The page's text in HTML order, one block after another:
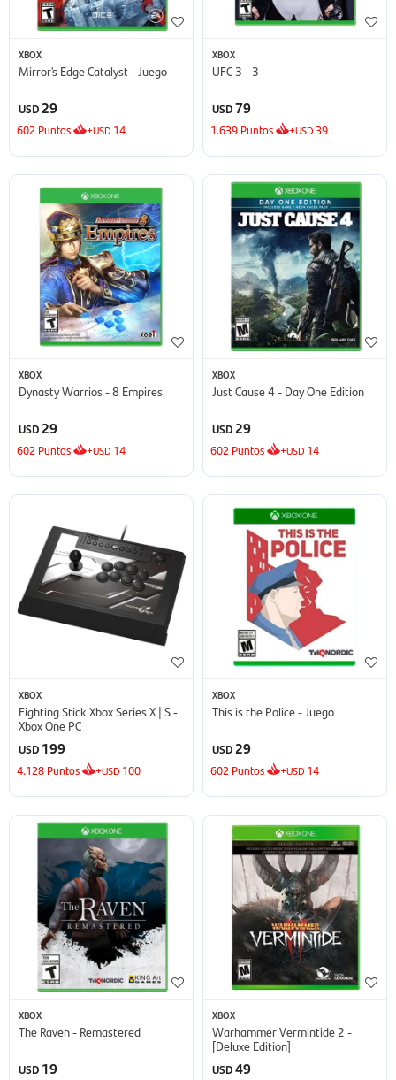
XBOX
Mirror's Edge Catalyst - Juego
USD29
602 Puntos +USD 14
XBOX
UFC 3 - 3
USD79
1.639 Puntos +USD39
XBOX
Dynasty Warrios - 8 Empires
USD29
602 Puntos +USD 14
XBOX
Just Cause 4 - Day One Edition
USD29
602 Puntos +USD 14
XBOX
Fighting Stick Xbox Series X | S -
Xbox One PC
USD 199
4.128 Puntos +USD 100
XBOX
This is the Police - Juego
USD29
602 Puntos +USD 14
XBOX
The Raven - Remastered
USD 19
XBOX
Warhammer Vermintide 2 -
[Deluxe Edition]
USD49